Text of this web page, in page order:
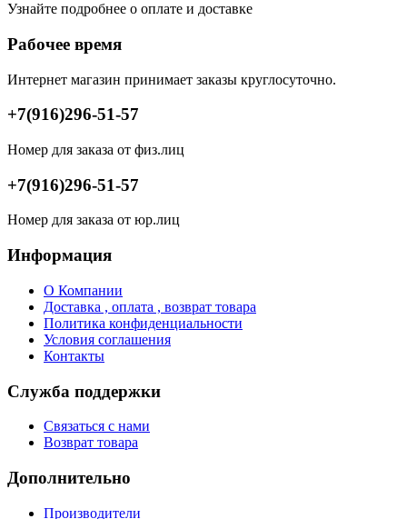
Узнайте подробнее о оплате и доставке
Рабочее время
Интернет магазин принимает заказы круглосуточно.
+7(916)296-51-57
Номер для заказа от физ.лиц
+7(916)296-51-57
Номер для заказа от юр.лиц
Информация
О Компании
Доставка , оплата , возврат товара
Политика конфиденциальности
Условия соглашения
Контакты
Служба поддержки
Связаться с нами
Возврат товара
Дополнительно
Производители